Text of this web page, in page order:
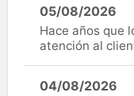
05/08/2026
Hace años que
atención al
04/08/2026